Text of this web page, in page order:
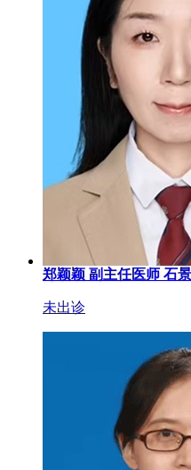
郑颖颖 副主任医师 石
未出诊